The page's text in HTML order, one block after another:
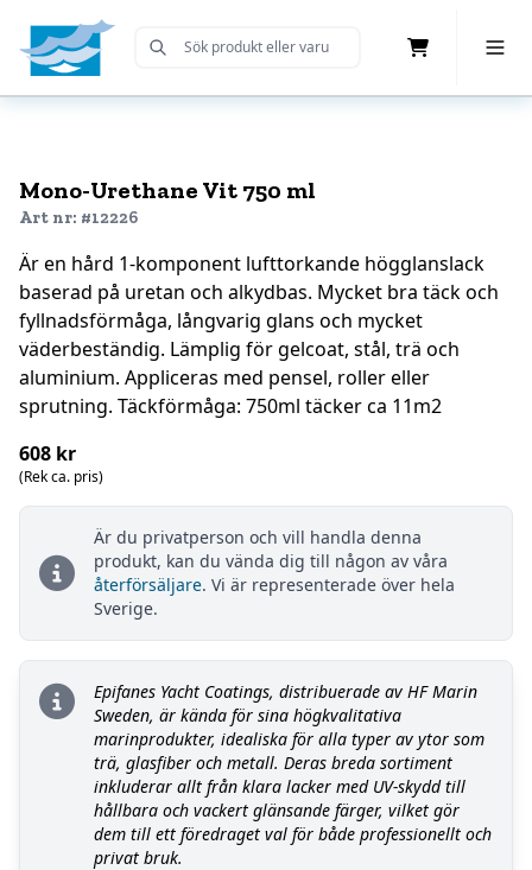
Home Submit Search
Mono-Urethane Vit 750 ml
Art nr: #12226
Är en hård 1-komponent lufttorkande högglanslack
baserad på uretan och alkydbas. Mycket bra täck och
fyllnadsförmåga, långvarig glans och mycket
väderbeständig. Lämplig för gelcoat, stål, trä och
aluminium. Appliceras med pensel, roller eller
sprutning. Täckförmåga: 750ml täcker ca 11m2
608 kr
(Rek ca. pris)
Är du privatperson och vill handla denna
produkt, kan du vända dig till någon av våra
återförsäljare. Vi är representerade över hela
Sverige.
Epifanes Yacht Coatings, distribuerade av HF Marin
Sweden, är kända för sina högkvalitativa
marinprodukter, idealiska för alla typer av ytor som
trä, glasfiber och metall. Deras breda sortiment
inkluderar allt från klara lacker med UV-skydd till
hållbara och vackert glänsande färger, vilket gör
dem till ett föredraget val för både professionellt och
privat bruk.